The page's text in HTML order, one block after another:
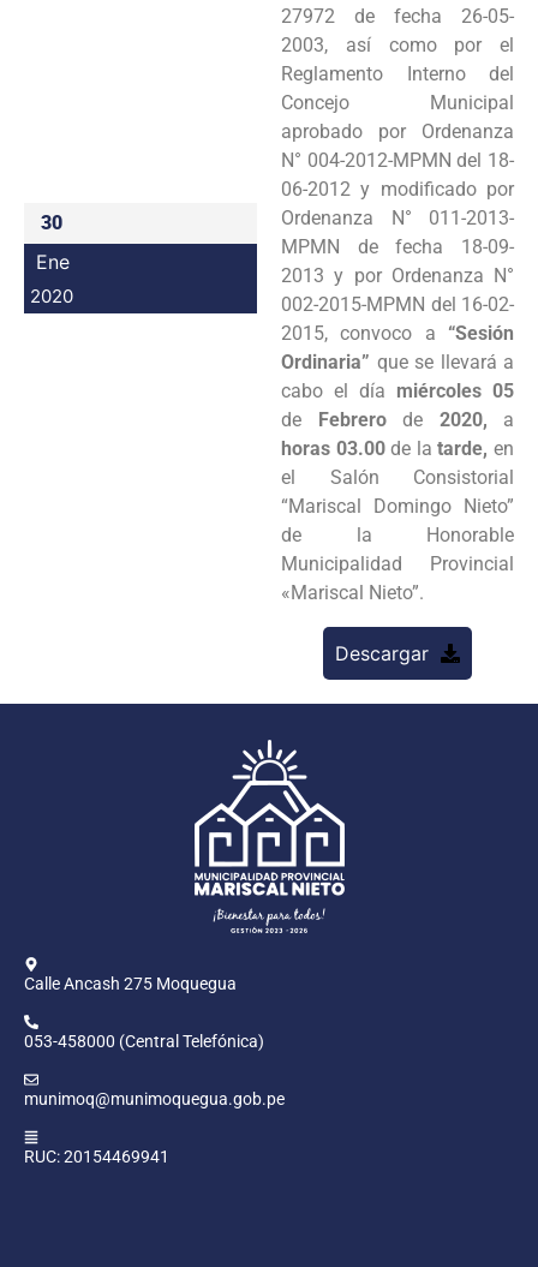
Intranet
30
Ene
2020
27972 de fecha 26-05-
2003, así como por el
Reglamento Interno del
Concejo Municipal
aprobado por Ordenanza
N° 004-2012-MPMN del 18-
06-2012 y modificado por
Ordenanza N° 011-2013-
MPMN de fecha 18-09-
2013 y por Ordenanza N°
002-2015-MPMN del 16-02-
2015, convoco a “Sesión
Ordinaria” que se llevará a
cabo el día miércoles 05
de Febrero de 2020, a
horas 03.00de latarde,en
el Salón Consistorial
“Mariscal Domingo Nieto”
de la Honorable
Municipalidad Provincial
«Mariscal Nieto”.
Descargar
Calle Ancash 275 Moquegua
053-458000 (Central Telefónica)
munimoq@munimoquegua.gob.pe
RUC: 20154469941